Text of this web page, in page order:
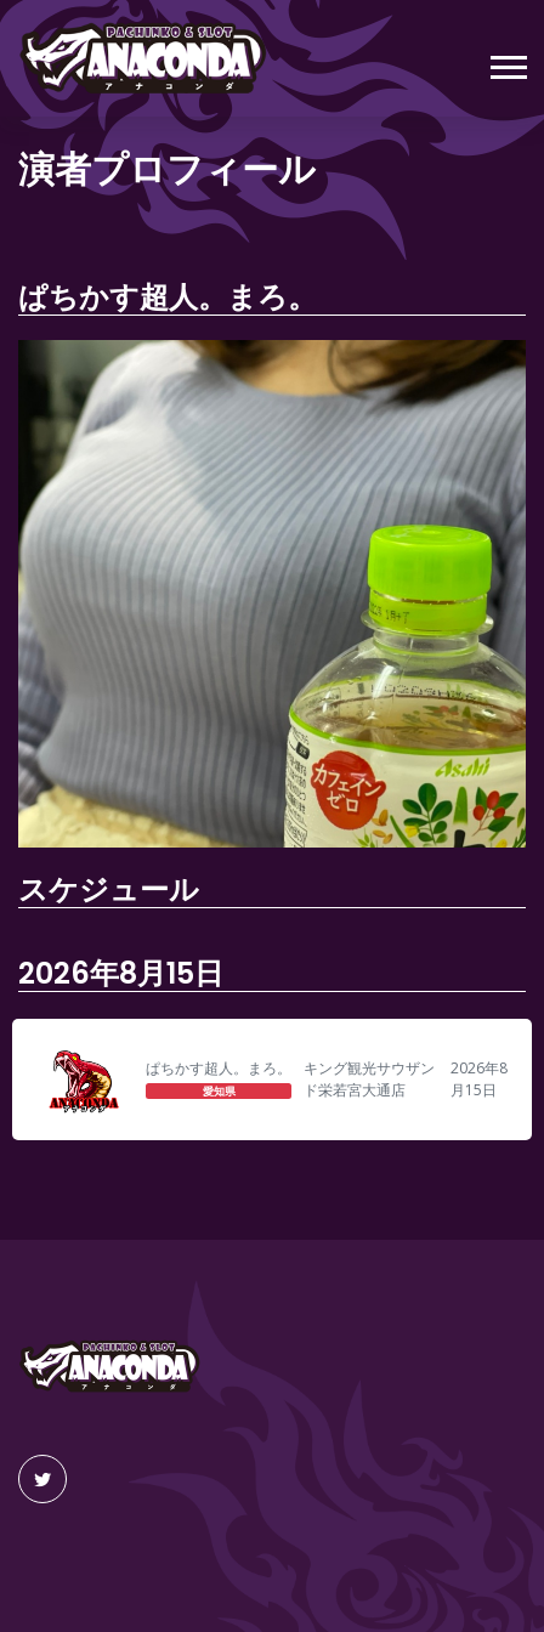
演者プロフィール
ぱちかす超人。まろ。
スケジュール
2026年8月15日
ぱちかす超人。まろ。
愛知県
キング観光サウザン
ド栄若宮大通店
2026年8
月15日